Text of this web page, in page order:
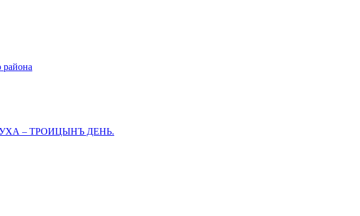
района
– ТРОИЦЫНЪ ДЕНЬ.